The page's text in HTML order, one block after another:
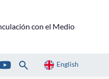
con el Medio
English